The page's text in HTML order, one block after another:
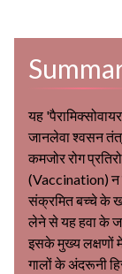
यह
जानलेवा श्वसन
कमजोर रोग
(Vaccination) न
संक्रमित बच्चे के
लेने से यह हवा के
इसके मुख्य लक्षणों
गालों के अंदरूनी